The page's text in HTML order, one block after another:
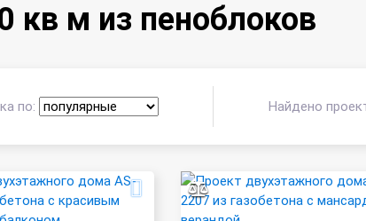
м из пеноблоков
по: Найдено